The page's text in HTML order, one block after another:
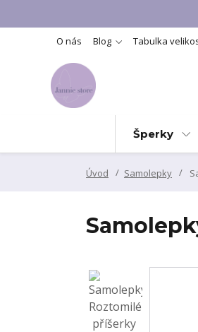
O nás Blog Tabulka
Šperky
Úvod Samolepky